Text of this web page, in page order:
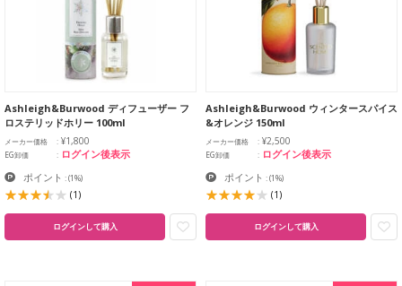
Ashleigh&Burwood ディフューザー フ
ロステリッドホリー 100ml
メーカー価格 ¥1,800
EG卸価 ログイン後表示
ポイント :(1%)
(1)
ログインして購入
Ashleigh&Burwood ウィンタースパイス
&オレンジ 150ml
メーカー価格 ¥2,500
EG卸価 ログイン後表示
ポイント :(1%)
(1)
ログインして購入